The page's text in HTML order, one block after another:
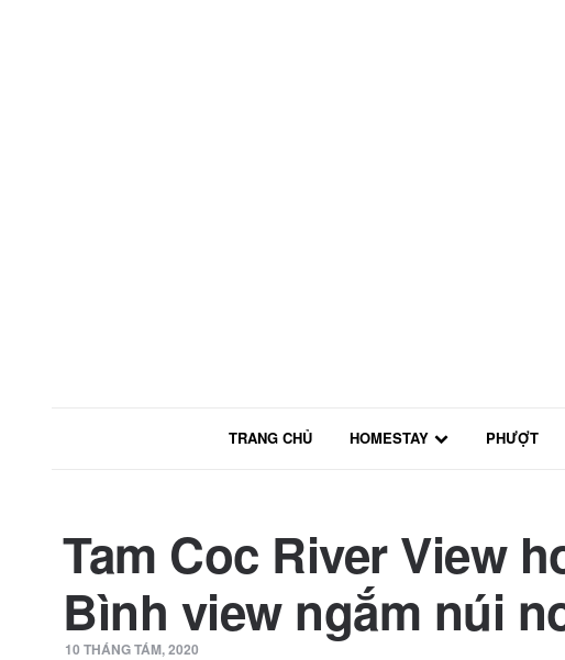
TRANG CHỦ HOMESTAY PHƯỢT
Tam Coc River View
Bình view ngắm núi
10 THÁNG TÁM, 2020